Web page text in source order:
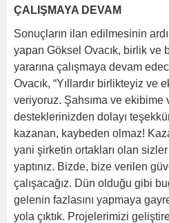
ÇALIŞMAYA DEVAM
Sonuçların ilan edilmesinin
yapan Göksel Ovacık, birlik ve
yararına çalışmaya devam
Ovacık, “Yıllardır birlikteyiz ve
veriyoruz. Şahsıma ve ekibime
desteklerinizden dolayı
kazanan, kaybeden olmaz!
yani şirketin ortakları olan
yaptınız. Bizde, bize verilen
çalışacağız. Dün olduğu gibi
gelenin fazlasını yapmaya
yola çıktık. Projelerimizi